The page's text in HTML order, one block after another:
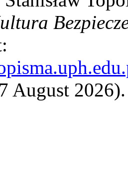
August 2026).